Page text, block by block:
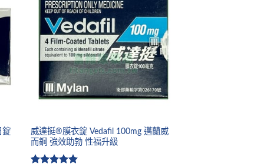
錠
威達挺®膜衣錠 Vedafil 100mg 邁蘭威
而鋼 強效助勃 性福升級